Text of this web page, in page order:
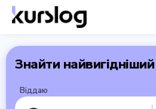
Знайти
Віддаю